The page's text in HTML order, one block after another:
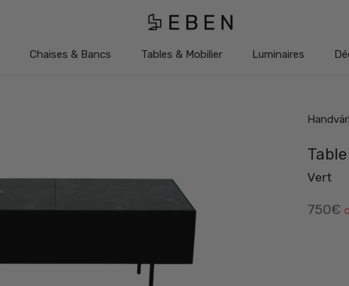
Chaises & Bancs
Tables & Mobilier
Luminaires
Vert
750€